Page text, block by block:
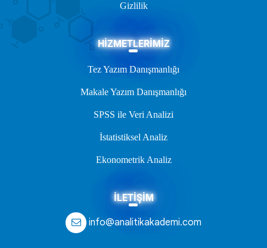
Gizlilik
HİZMETLERİMİZ
Tez Yazım Danışmanlığı
Makale Yazım Danışmanlığı
SPSS ile Veri Analizi
İstatistiksel Analiz
Ekonometrik Analiz
İLETİŞİM
info@analitikakademi.com